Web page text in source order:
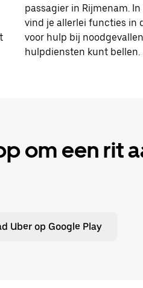
passagier in Rijmenam.
vind je allerlei functies in
voor hulp bij
hulpdiensten kunt bellen.
om een rit
Uber op Google Play